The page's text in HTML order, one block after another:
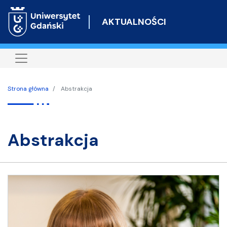
do
AKTUALNOŚCI
Strona główna Abstrakcja
abstrakcja